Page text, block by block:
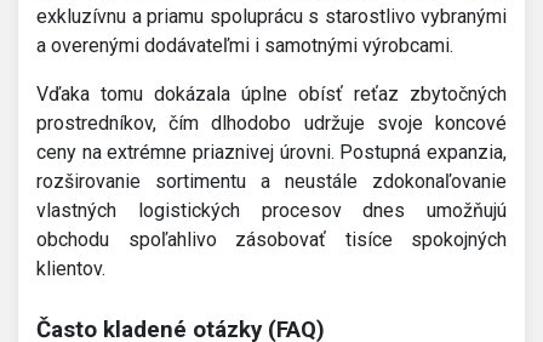
exkluzívnu a priamu spoluprácu s starostlivo vybranými
a overenými dodávateľmi i samotnými výrobcami.
Vďaka tomu dokázala úplne obísť reťaz zbytočných
prostredníkov, čím dlhodobo udržuje svoje koncové
ceny na extrémne priaznivej úrovni. Postupná expanzia,
rozširovanie sortimentu a neustále zdokonaľovanie
vlastných logistických procesov dnes umožňujú
obchodu spoľahlivo zásobovať tisíce spokojných
klientov.
Často kladené otázky (FAQ)